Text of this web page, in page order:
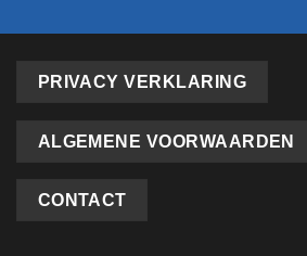
PRIVACY VERKLARING
ALGEMENE VOORWAARDEN
CONTACT